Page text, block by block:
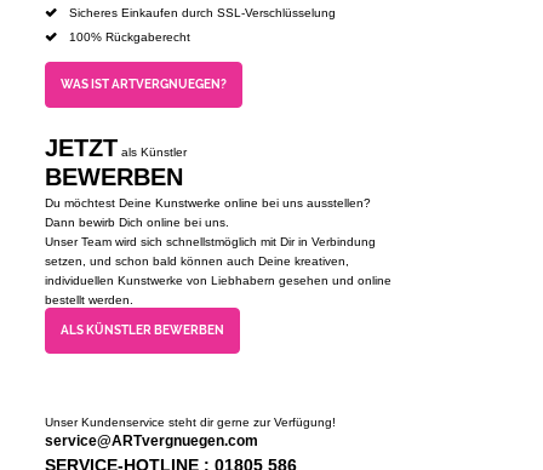
Sicheres Einkaufen durch SSL-Verschlüsselung
100% Rückgaberecht
WAS IST ARTVERGNUEGEN?
JETZT als Künstler
BEWERBEN
Du möchtest Deine Kunstwerke online bei uns ausstellen?
Dann bewirb Dich online bei uns.
Unser Team wird sich schnellstmöglich mit Dir in Verbindung
setzen, und schon bald können auch Deine kreativen,
individuellen Kunstwerke von Liebhabern gesehen und online
bestellt werden.
ALS KÜNSTLER BEWERBEN
Unser Kundenservice steht dir gerne zur Verfügung!
service@ARTvergnuegen.com
SERVICE-HOTLINE : 01805 586